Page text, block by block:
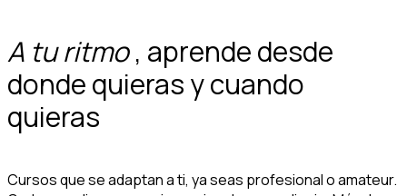
A tu ritmo, aprende desde
donde quieras y cuando
quieras
Cursos que se adaptan a ti, ya seas profesional o amateur.